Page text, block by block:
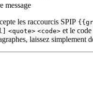
message
les raccourcis SPIP
<quote> <code> et le
laissez simplement